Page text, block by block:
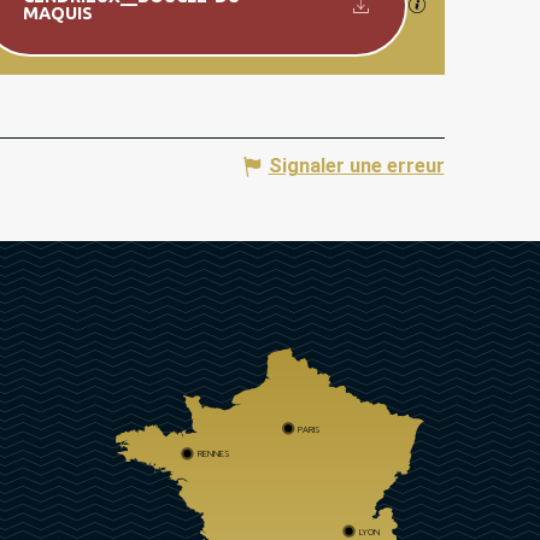
MAQUIS
Signaler une erreur
PARIS
RENNES
LYON